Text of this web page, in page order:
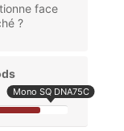
face
?
Mono SQ DNA75C